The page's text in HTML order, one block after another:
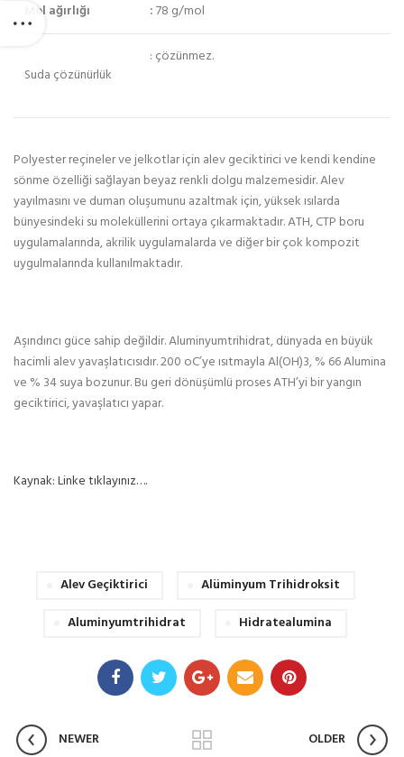
Mol ağırlığı :78 g/mol
Suda çözünürlük
: çözünmez.
Polyester reçineler ve jelkotlar için alev geciktirici ve kendi kendine
sönme özelliği sağlayan beyaz renkli dolgu malzemesidir. Alev
yayılmasını ve duman oluşumunu azaltmak için, yüksek ısılarda
bünyesindeki su moleküllerini ortaya çıkarmaktadır. ATH, CTP boru
uygulamalarında, akrilik uygulamalarda ve diğer bir çok kompozit
uygulmalarında kullanılmaktadır.
Aşındırıcı güce sahip değildir. Aluminyumtrihidrat, dünyada en büyük
hacimli alev yavaşlatıcısıdır. 200 oC’ye ısıtmayla Al(OH)3, % 66 Alumina
ve % 34 suya bozunur. Bu geri dönüşümlü proses ATH’yi bir yangın
geciktirici, yavaşlatıcı yapar.
Kaynak: Linke tıklayınız….
Alev Geçiktirici
Alüminyum Trihidroksit
Aluminyumtrihidrat
Hidratealumina
NEWER OLDER